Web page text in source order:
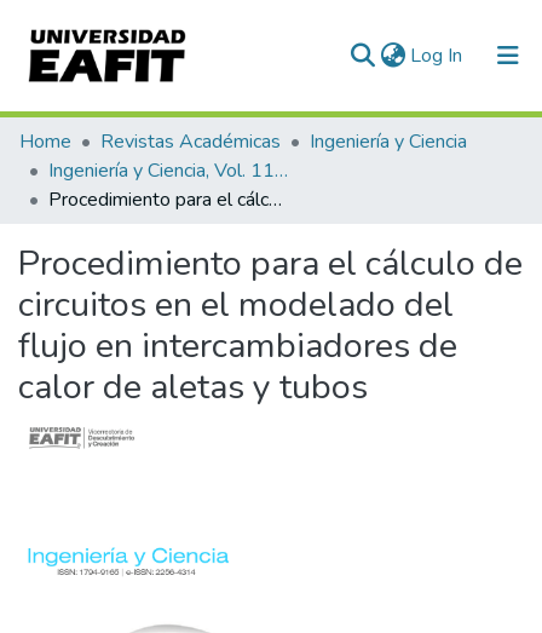
Log In (current)
Communities & Collections
All of DSpace
Home Revistas Académicas
Ingeniería y Ciencia
Ingeniería y Ciencia, Vol. 11, Núm. 21 (2015)
Procedimiento para el cálculo de circuitos en el modelado del flujo en intercambiadores de calor de aletas y tubos
Procedimiento para el cálculo de
circuitos en el modelado del
flujo en intercambiadores de
calor de aletas y tubos